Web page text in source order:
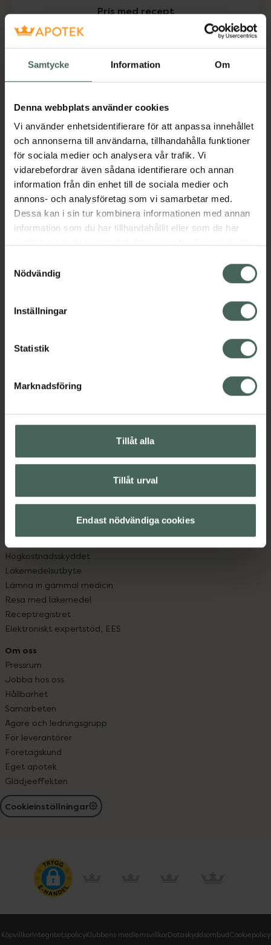
Samtycke Information Om
Denna webbplats använder cookies
Vi använder enhetsidentifierare för att anpassa innehållet
och annonserna till användarna, tillhandahålla funktioner
för sociala medier och analysera vår trafik. Vi
vidarebefordrar även sådana identifierare och annan
information från din enhet till de sociala medier och
annons- och analysföretag som vi samarbetar med.
Dessa kan i sin tur kombinera informationen med annan
information som du har tillhandahållit eller som de har
återkalla ditt samtycke via webbplatsens
cookieinställningar. Ett återkallat samtycke påverkar inte
lagligheten av behandling som skett innan återkallelsen.
Nödvändig
Inställningar
Statistik
Marknadsföring
Tillåt alla
Tillåt urval
Endast nödvändiga cookies
Pris med recept
Högkostnadsskyddet gäller inte
0 kr
Aktuella erbjudanden
Beskrivning Dölj
Kronans Apotek finns här för dig. Du hittar oss från Skåne i
datorn. Oavsett vem du är så är det vårt uppdrag att
med oss.
Kontakta oss
Hitta apotek
Leverans, betalning och retur
Kundklubb
Köpvillkor
Om recept och läkemedel
Fullmakter
Högkostnadsskyddet
Läkemedelsutbyte
Lämna in gammal medicin
Resa med läkemedel
Receptregistret
Elektroniskt expertstöd, EES
Om oss
Pressrum
Jobba hos oss
Hållbarhet
Samarbeten
Ägare och ledningsgrupp
För leverantörer
Företagskund
Eget apotek
Glädjeeffekten
Cookieinställningar
KöpvillkorIntegritetspolicyKlubbens medlemsvillkorDataskyddsombudCookiepolicy